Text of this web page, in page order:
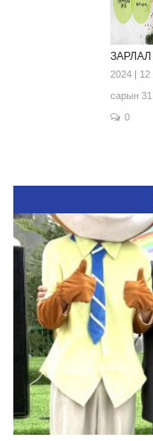
ЗАРЛАЛ
2024 | 12
сарын 31
0